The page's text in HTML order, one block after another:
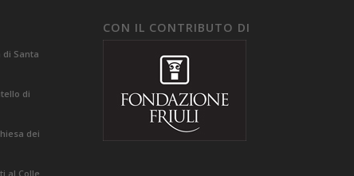
di Santa
di
dei
al Colle
CON IL CONTRIBUTO DI